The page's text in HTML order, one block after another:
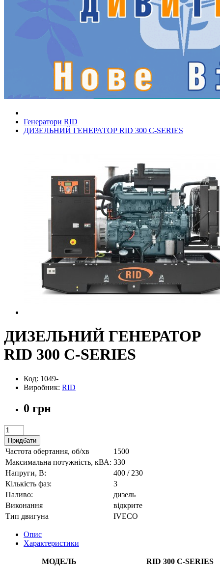
Генератори RID
ДИЗЕЛЬНИЙ ГЕНЕРАТОР RID 300 C-SERIES
ДИЗЕЛЬНИЙ ГЕНЕРАТОР
RID 300 C-SERIES
Код: 1049-
Виробник: RID
0 грн
Придбати
Частота обертання, об/хв
1500
Максимальна потужність, кВА: 330
Напруги, В:
400 / 230
Кількість фаз:
3
Паливо:
дизель
Виконання
відкрите
Тип двигуна
IVECO
Опис
Характеристики
МОДЕЛЬ
RID 300 C-SERIES